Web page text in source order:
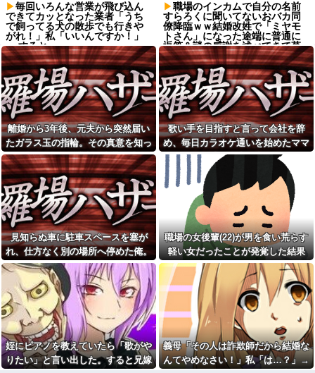
毎回いろんな営業が飛び込ん
できてカッとなった業者「うち
で飼ってる犬の散歩でも行きや
がれ！」私「いいんですか！」
→ すると・・・
娘が作った大鍋の豚汁を嫁が
勝手に外へ出した。家族全員で
何度注意しても、次の冬になる
とまた…
フードコートで赤ちゃんをあ
やしながら食べてる母親がいた
ので、「赤ちゃん抱っこします
よ」と声掛けたら...
付き合っていない男子に家に
泊まらないかと誘われた。無理
だと断ったら「じゃあ付き合お
うよ」と返されて…
親友が突然「もう連絡しない
で」と理由もわからず一方的に
切られた。数年後に地元へ帰っ
てみると…
【前編】友人から俺の嫁と子
が不審な男と歩いてると聞いた
俺。単身赴任先から興信所に相
談した結果
【悲報】パパ活疑惑のおじさ
ん、待ち合わせに写真と違う女
が来たので逃げようとするも眼
鏡を奪われ可哀想なことになっ
ているところを激写されてしま
う…
【衝撃】蓮舫「蓮舫だから叩
いて良いという報道に向き合い
ます！」X民「高市だから叩いて
職場のインカムで自分の名前
すらろくに聞いてないおバカ同
僚降臨ｗｗ結婚改姓で「ミヤモ
トさん」になった途端に普通に
返答＆謎の感謝を述べてきて草
wwwww
昔、私はかなり痛いバカガキ
だった。成績よくて、絵もうま
くて、歌もうまくて、芸プロか
ら声がかかるほどの美少女だっ
たので「私は特別な人間！」と
勘違い。→なお現在・・・
バブル全盛期の銀行支店長
「時間単位あたりの賃金はあな
たより高いのだから」
学級委員長タイプの後輩が“ド
クズ同級生の差別発言”に悩まさ
れるも、他の前ではいい顔する
二面性に困惑…関係切れと助言
した結果まさかの号泣→着拒っ
てどういうこと？
【悲痛】溺れた11歳息子を助
けようと川へ…40歳父親が死
亡 息子は母親が救助 愛知
【画像】美人インフルエンサ
ーさん「20歳でアルファード一
括で買えちゃう私って素敵」←
これってガチなん？それともネ
タなん？w w w w w w w w w他
【修羅場】不倫妻の念書にサ
インしたけれど再構築を選んだ
理由がこちらwwwwww
小３の時、お金を拾ったので
友人と交番に届けようとしたら
離婚から3年後、元夫から突然届い
たガラス玉の指輪。その真意を知っ
た瞬間、私も弁護士も言葉を失っ
て…
歌い手を目指すと言って会社を辞
め、毎日カラオケ通いを始めたママ
友。嫌な予感は見事に当たってしま
見知らぬ車に駐車スペースを塞が
れ、仕方なく別の場所へ停めた俺。
気づけばパトカーまで来る騒ぎにな
って…
職場の女後輩(22)が男を食い荒らす
軽い女だったことが発覚した結果
姪にピアノを教えていたら「歌がや
りたい」と言い出した。すると兄嫁
義母「その人は詐欺師だから結婚な
んてやめなさい！」私「は…？」→